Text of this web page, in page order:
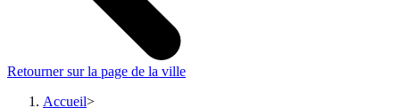
Retourner sur la page de la ville
Accueil